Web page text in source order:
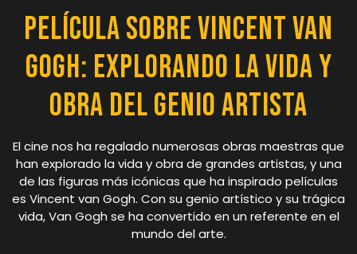
Película sobre Vincent van
Gogh: Explorando la vida y
obra del genio artista
El cine nos ha regalado numerosas obras maestras que
han explorado la vida y obra de grandes artistas, y una
de las figuras más icónicas que ha inspirado películas
es Vincent van Gogh. Con su genio artístico y su trágica
vida, Van Gogh se ha convertido en un referente en el
mundo del arte.